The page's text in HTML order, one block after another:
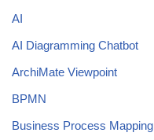
AI
AI Diagramming Chatbot
ArchiMate Viewpoint
BPMN
Business Process Mapping